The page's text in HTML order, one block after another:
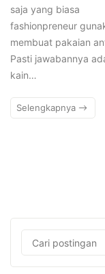
saja yang biasa
fashionpreneur
membuat pakaian
Pasti jawabannya
kain…
Selengkapnya